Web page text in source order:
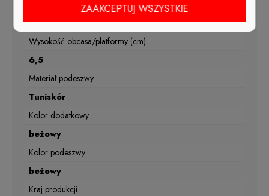
G1/2
Wysokość obcasa/platformy (cm)
6,5
Materiał podeszwy
Tuniskór
Kolor dodatkowy
beżowy
Kolor podeszwy
beżowy
Kraj produkcji
ZAAKCEPTUJ WSZYSTKIE